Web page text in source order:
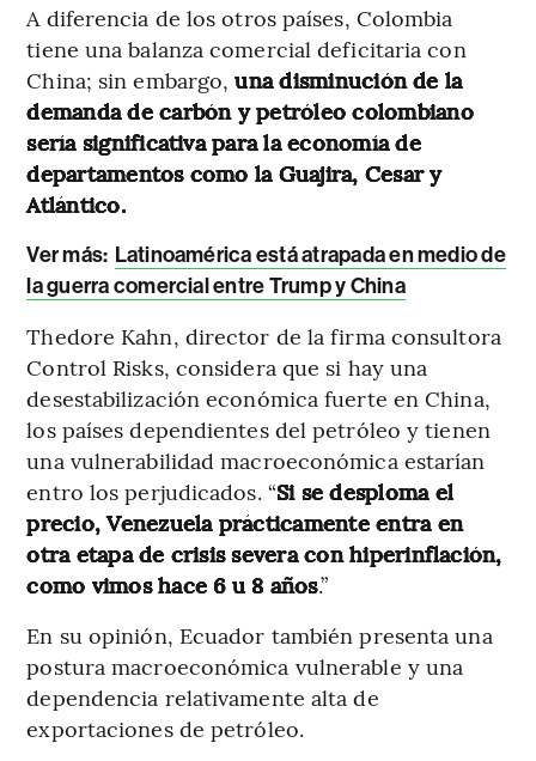
A diferencia de los otros países, Colombia
tiene una balanza comercial deficitaria con
China; sin embargo,una disminución de la
demanda de carbón y petróleo colombiano
sería significativa para la economía de
departamentos como la Guajira, Cesar y
Atlántico.
Ver más: Latinoamérica está atrapada en medio de
la guerra comercial entre Trump y China
Thedore Kahn, director de la firma consultora
Control Risks, considera que si hay una
desestabilización económica fuerte en China,
los países dependientes del petróleo y tienen
una vulnerabilidad macroeconómica estarían
entro los perjudicados. “Si se desploma el
precio, Venezuela prácticamente entra en
otra etapa de crisis severa con hiperinflación,
como vimos hace 6 u 8 años.”
En su opinión, Ecuador también presenta una
postura macroeconómica vulnerable y una
dependencia relativamente alta de
exportaciones de petróleo.